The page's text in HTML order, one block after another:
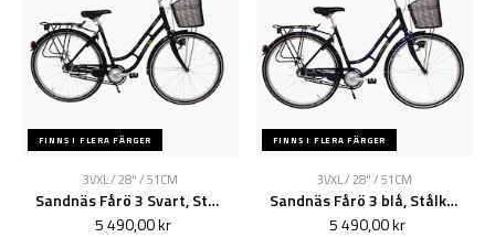
FINNS I FLERA FÄRGER
3VXL / 28" / 51CM
Sandnäs Fårö 3 Svart, Stålkorg NYHET
5 490,00 kr
FINNS I FLERA FÄRGER
3VXL / 28" / 51CM
Sandnäs Fårö 3 blå, Stålkorg
5 490,00 kr